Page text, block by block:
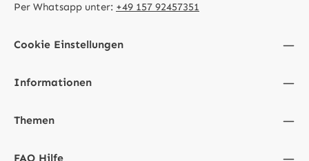
Per Whatsapp unter: +49 157 92457351
Cookie Einstellungen
Informationen
Themen
FAQ Hilfe